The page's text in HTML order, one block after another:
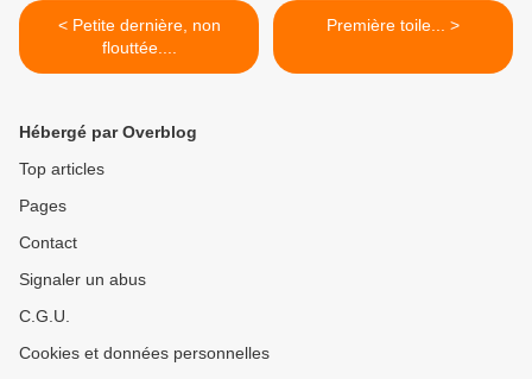
< Petite dernière, non
flouttée....
Première toile... >
Hébergé par Overblog
Top articles
Pages
Contact
Signaler un abus
C.G.U.
Cookies et données personnelles